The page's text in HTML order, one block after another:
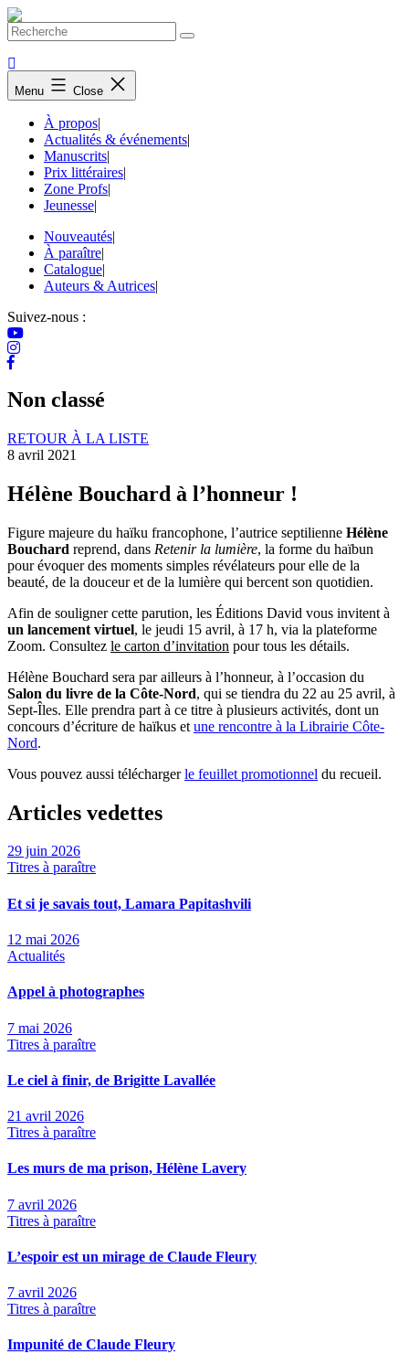
Skip
to
Menu Close
À propos|
Actualités & événements|
Manuscrits|
Prix littéraires|
Zone Profs|
Jeunesse|
Nouveautés|
À paraître|
Catalogue|
Auteurs & Autrices|
Suivez-nous :
Non classé
RETOUR À LA LISTE
8 avril 2021
Hélène Bouchard à l’honneur !
Figure majeure du haïku francophone, l’autrice septilienne Hélène
Bouchard reprend, dans Retenir la lumière, la forme du haïbun
pour évoquer des moments simples révélateurs pour elle de la
beauté, de la douceur et de la lumière qui bercent son quotidien.
Afin de souligner cette parution, les Éditions David vous invitent à
un lancement virtuel, le jeudi 15 avril, à 17 h, via la plateforme
Zoom. Consultez le carton d’invitation pour tous les détails.
Hélène Bouchard sera par ailleurs à l’honneur, à l’occasion du
Salon du livre de la Côte-Nord, qui se tiendra du 22 au 25 avril, à
Sept-Îles. Elle prendra part à ce titre à plusieurs activités, dont un
concours d’écriture de haïkus et une rencontre à la Librairie Côte-
Nord.
Vous pouvez aussi téléchargerle feuillet promotionnel du recueil.
Articles vedettes
29 juin 2026
Titres à paraître
Et si je savais tout, Lamara Papitashvili
12 mai 2026
Actualités
Appel à photographes
7 mai 2026
Titres à paraître
Le ciel à finir, de Brigitte Lavallée
21 avril 2026
Titres à paraître
Les murs de ma prison, Hélène Lavery
7 avril 2026
Titres à paraître
L’espoir est un mirage de Claude Fleury
7 avril 2026
Titres à paraître
Impunité de Claude Fleury